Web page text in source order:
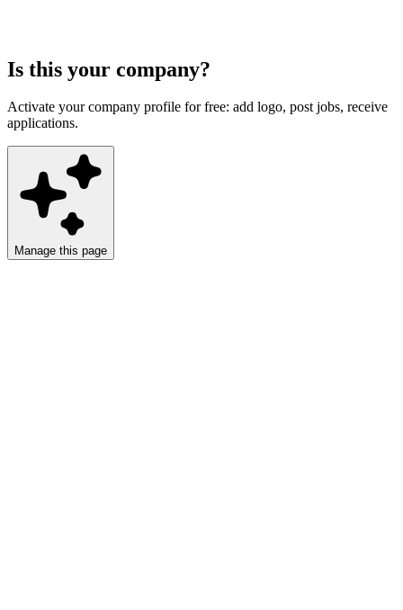
Is this your company?
Activate your company profile for free: add logo, post jobs, receive
applications.
Manage this page